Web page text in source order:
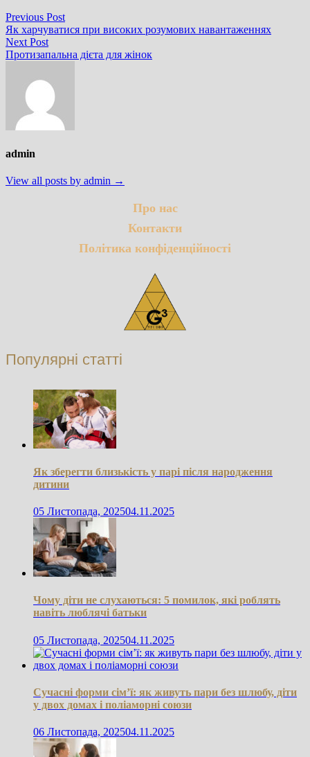
Навігація
записів
Previous PostPrevious
post:
Як харчуватися при високих розумових навантаженнях
Next PostNext
post:
Протизапальна дієта для жінок
admin
View all posts by admin →
Про нас
Контакти
Політика конфіденційності
Популярні статті
Як зберегти близькість у парі після народження
дитини
05 Листопада, 202504.11.2025
Чому діти не слухаються: 5 помилок, які роблять
навіть люблячі батьки
05 Листопада, 202504.11.2025
Сучасні форми сім’ї: як живуть пари без шлюбу, діти
у двох домах і поліаморні союзи
06 Листопада, 202504.11.2025